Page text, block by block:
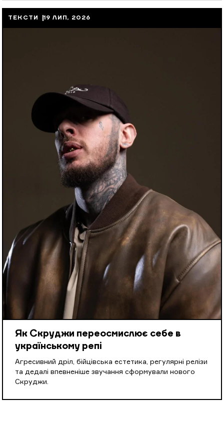
ТЕКСТИ 19 ЛИП, 2026
Як Скруджи переосмислює себе в
українському репі
Агресивний дріл, бійцівська естетика, регулярні релізи
та дедалі впевненіше звучання сформували нового
Скруджи.